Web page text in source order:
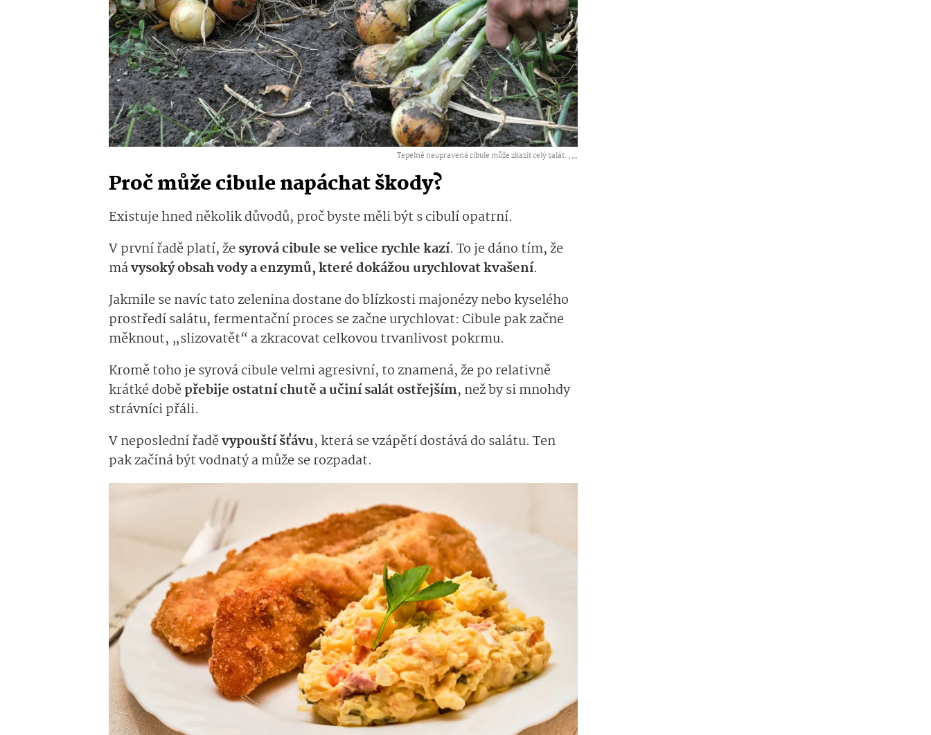
Tepelně neupravená cibule může zkazit celý salát. ,...
Proč může cibule napáchat škody?
Existuje hned několik důvodů, proč byste měli být s cibulí opatrní.
V první řadě platí, žesyrová cibule se velice rychle kazí. To je dáno tím, že
mávysoký obsah vody a enzymů, které dokážou urychlovat kvašení.
Jakmile se navíc tato zelenina dostane do blízkosti majonézy nebo kyselého
prostředí salátu, fermentační proces se začne urychlovat: Cibule pak začne
měknout, „slizovatět“ a zkracovat celkovou trvanlivost pokrmu.
Kromě toho je syrová cibule velmi agresivní, to znamená, že po relativně
krátké doběpřebije ostatní chutě a učiní salát ostřejším, než by si mnohdy
strávníci přáli.
V neposlední řaděvypouští šťávu, která se vzápětí dostává do salátu. Ten
pak začíná být vodnatý a může se rozpadat.